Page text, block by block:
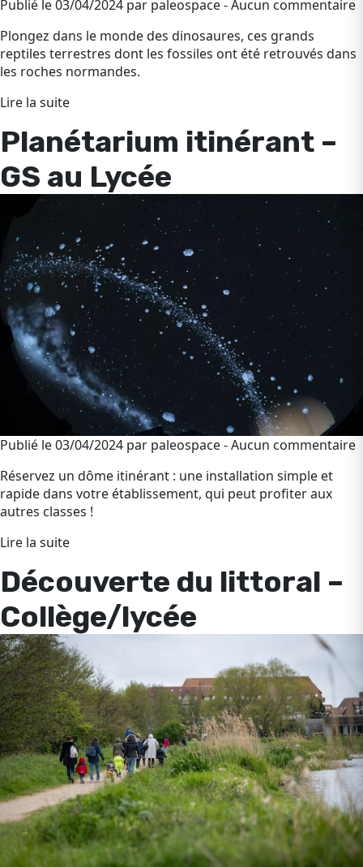
Publié le 03/04/2024 par paleospace - Aucun commentaire
Plongez dans le monde des dinosaures, ces grands
reptiles terrestres dont les fossiles ont été retrouvés dans
les roches normandes.
Lire la suite
Planétarium itinérant –
GS au Lycée
Publié le 03/04/2024 par paleospace - Aucun commentaire
Réservez un dôme itinérant : une installation simple et
rapide dans votre établissement, qui peut profiter aux
autres classes !
Lire la suite
Découverte du littoral –
Collège/lycée